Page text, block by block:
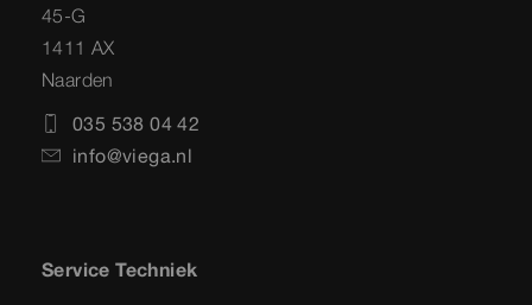
45-G
1411 AX
Naarden
035 538 04 42
info@viega.nl
Service Techniek